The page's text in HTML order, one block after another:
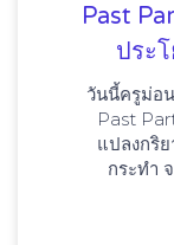
Past
ประ
วันนี้ครูม่อ
Past
แปลงกริ
กระทำ